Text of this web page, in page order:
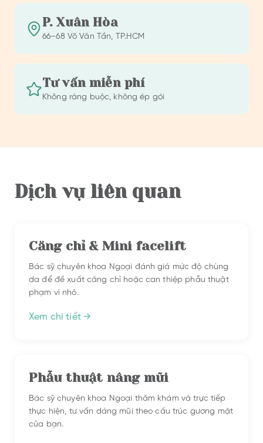
P. Xuân Hòa
66–68 Võ Văn Tần, TP.HCM
Tư vấn miễn phí
Không ràng buộc, không ép gói
Dịch vụ liên quan
Căng chỉ & Mini facelift
Bác sỹ chuyên khoa Ngoại đánh giá mức độ chùng
da để đề xuất căng chỉ hoặc can thiệp phẫu thuật
phạm vi nhỏ.
Xem chi tiết →
Phẫu thuật nâng mũi
Bác sỹ chuyên khoa Ngoại thăm khám và trực tiếp
thực hiện, tư vấn dáng mũi theo cấu trúc gương mặt
của bạn.